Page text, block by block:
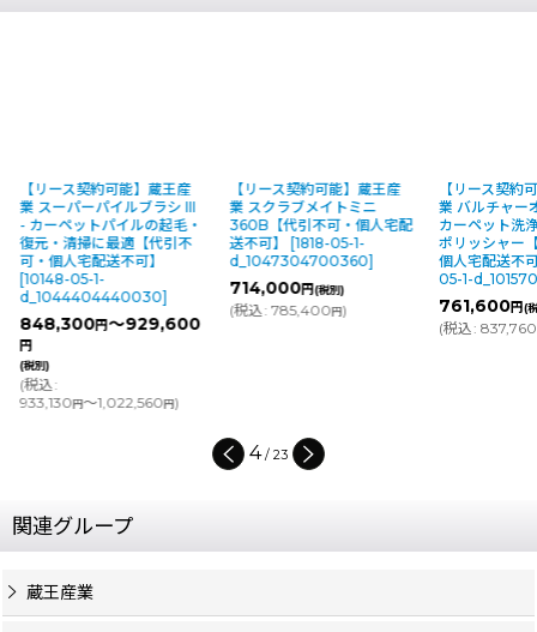
【リース契約可能】蔵王産
業 スーパーパイルブラシ III
- カーペットパイルの起毛・
復元・清掃に最適【代引不
可・個人宅配送不可】
[10148-05-1-
d_1044404440030]
848,300円～929,600
円
(税別)
(税込:
933,130円～1,022,560円)
【リース契約可能】蔵王産
業 スクラブメイトミニ
360B【代引不可・個人宅配
送不可】
[1818-05-1-
d_1047304700360]
714,000円(税別)
(税込: 785,400円)
【リース契約
業 バルチャー
カーペット洗
ポリッシャー
個人宅配送不
05-1-
761,600円(
(税込: 837,760
4/ 23
関連グループ
蔵王産業